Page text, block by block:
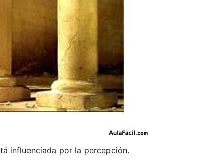
influenciada por la percepción.